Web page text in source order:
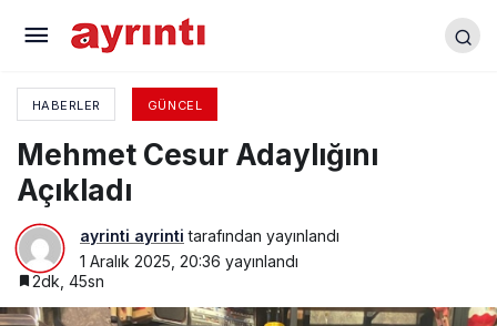
HABERLER GÜNCEL
Mehmet Cesur Adaylığını
Açıkladı
ayrinti ayrinti tarafından yayınlandı
1 Aralık 2025, 20:36 yayınlandı
2dk, 45sn
Özel Yesaş Yönetimini Suçladı, Yanıt
Dörtkardeş’ten geldi